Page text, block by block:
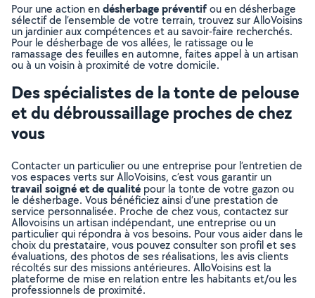
Pour une action endésherbage préventifou en désherbage
sélectif de l’ensemble de votre terrain, trouvez sur AlloVoisins
un jardinier aux compétences et au savoir-faire recherchés.
Pour le désherbage de vos allées, le ratissage ou le
ramassage des feuilles en automne, faites appel à un artisan
ou à un voisin à proximité de votre domicile.
Des spécialistes de la tonte de pelouse
et du débroussaillage proches de chez
vous
Contacter un particulier ou une entreprise pour l’entretien de
vos espaces verts sur AlloVoisins, c’est vous garantir un
travail soigné et de qualité pour la tonte de votre gazon ou
le désherbage. Vous bénéficiez ainsi d’une prestation de
service personnalisée. Proche de chez vous, contactez sur
Allovoisins un artisan indépendant, une entreprise ou un
particulier qui répondra à vos besoins. Pour vous aider dans le
choix du prestataire, vous pouvez consulter son profil et ses
évaluations, des photos de ses réalisations, les avis clients
récoltés sur des missions antérieures. AlloVoisins est la
plateforme de mise en relation entre les habitants et/ou les
professionnels de proximité.